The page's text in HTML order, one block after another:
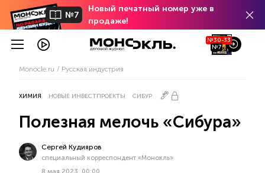
№7
Новый печатный номер уже в
продаже!
№30-33
№7
Monocle.ru Русская индустрия
ХИМИЯ НОВЫЕ ИНВЕСТПРОЕКТЫ СИБУР
Полезная мелочь «Сибура»
Сергей Кудияров
специальный корреспондент «Монокль»
8 мая 2023, 00:00